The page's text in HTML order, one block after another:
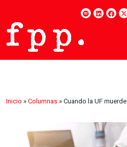
Inicio » Columnas » Cuando la UF muerde